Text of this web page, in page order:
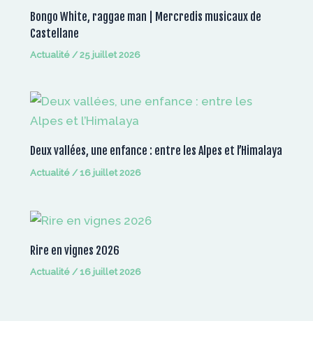
Bongo White, raggae man | Mercredis musicaux de
Castellane
Actualité/25 juillet 2026
Deux vallées, une enfance : entre les Alpes et l’Himalaya
Actualité/16 juillet 2026
Rire en vignes 2026
Actualité/16 juillet 2026